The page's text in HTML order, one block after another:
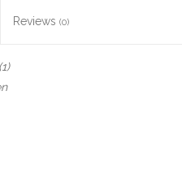
Reviews (0)